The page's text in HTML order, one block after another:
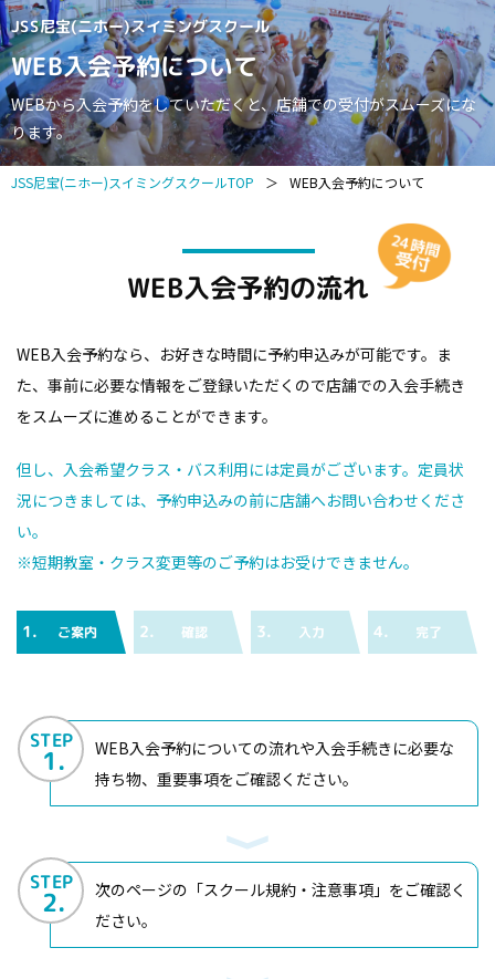
JSS尼宝(ニホー)スイミングスクール
WEB入会予約について
WEBから入会予約をしていただくと、店舗での受付がスムーズにな
ります。
JSS尼宝(ニホー)スイミングスクールTOP ＞ WEB入会予約について
WEB入会予約の流れ
WEB入会予約なら、お好きな時間に予約申込みが可能です。 ま
た、事前に必要な情報をご登録いただくので店舗での入会手続き
をスムーズに進めることができます。
但し、入会希望クラス・バス利用には定員がございます。定員状
況につきましては、予約申込みの前に店舗へお問い合わせくださ
い。
※短期教室・クラス変更等のご予約はお受けできません。
1. ご案内 2. 確認 3. 入力 4. 完了
STEP
1.
WEB入会予約についての流れや入会手続きに必要な
持ち物、重要事項をご確認ください。
STEP
2.
次のページの「スクール規約・注意事項」をご確認く
ださい。